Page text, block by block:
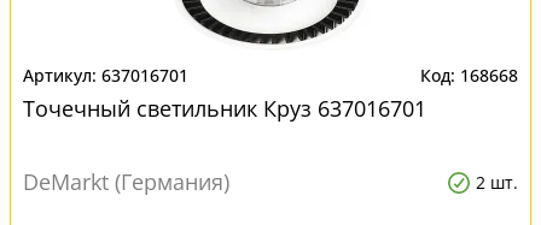
637016701 168668
Точечный светильник Круз 637016701
DeMarkt (Германия) 2 шт.